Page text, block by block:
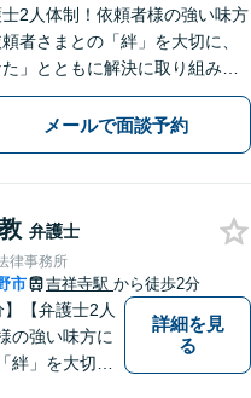
士2人体制！依頼者様の強い味方
者さまとの「絆」を大切に、
た」とともに解決に取り組みま
問題、 相続 、不動産、刑事、
ーネット、 労働（会社側）、 刑
、 債権回収 、 企業法務など
メールで面談予約
弁護士
律事務所
市 吉祥寺駅 から徒歩2分
】【弁護士2人
の強い味方に
絆」を大切
詳細を見
る